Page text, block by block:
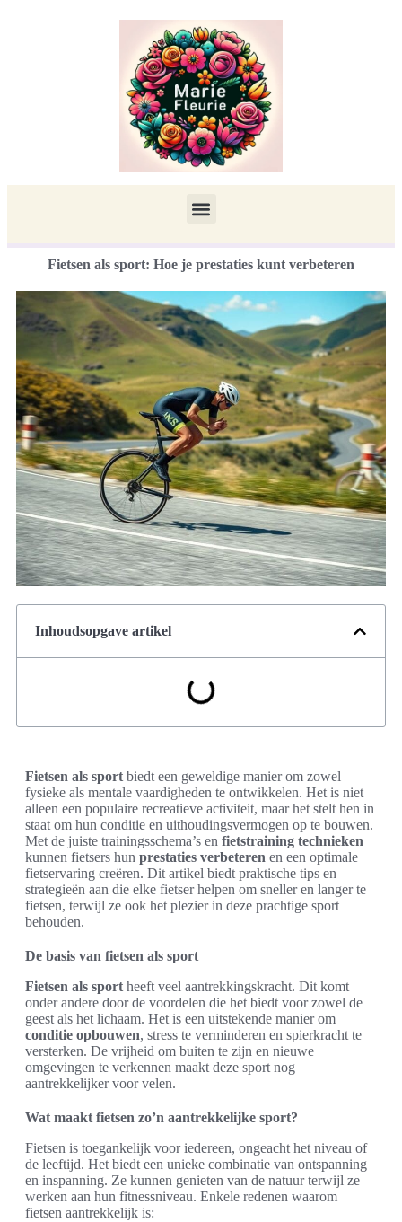
Fietsen als sport: Hoe je prestaties kunt verbeteren
Inhoudsopgave artikel
Fietsen als sport biedt een geweldige manier om zowel
fysieke als mentale vaardigheden te ontwikkelen. Het is niet
alleen een populaire recreatieve activiteit, maar het stelt hen in
staat om hun conditie en uithoudingsvermogen op te bouwen.
Met de juiste trainingsschema’s en fietstraining technieken
kunnen fietsers hun prestaties verbeteren en een optimale
fietservaring creëren. Dit artikel biedt praktische tips en
strategieën aan die elke fietser helpen om sneller en langer te
fietsen, terwijl ze ook het plezier in deze prachtige sport
behouden.
De basis van fietsen als sport
Fietsen als sport heeft veel aantrekkingskracht. Dit komt
onder andere door de voordelen die het biedt voor zowel de
geest als het lichaam. Het is een uitstekende manier om
conditie opbouwen, stress te verminderen en spierkracht te
versterken. De vrijheid om buiten te zijn en nieuwe
omgevingen te verkennen maakt deze sport nog
aantrekkelijker voor velen.
Wat maakt fietsen zo’n aantrekkelijke sport?
Fietsen is toegankelijk voor iedereen, ongeacht het niveau of
de leeftijd. Het biedt een unieke combinatie van ontspanning
en inspanning. Ze kunnen genieten van de natuur terwijl ze
werken aan hun fitnessniveau. Enkele redenen waarom
fietsen aantrekkelijk is: